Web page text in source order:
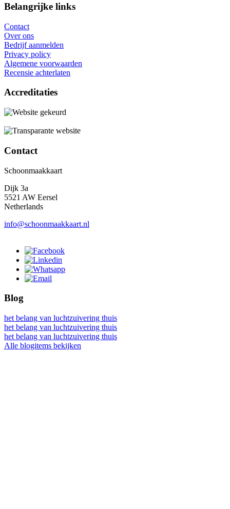
Belangrijke links
Contact
Over ons
Bedrijf aanmelden
Privacy policy
Algemene voorwaarden
Recensie achterlaten
Accreditaties
Contact
Schoonmaakkaart
Dijk 3a
5521 AW Eersel
Netherlands
info@schoonmaakkaart.nl
Blog
het belang van luchtzuivering thuis
het belang van luchtzuivering thuis
het belang van luchtzuivering thuis
Alle blogitems bekijken